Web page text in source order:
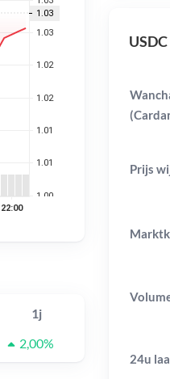
1j
2,00%
Prijs
24u